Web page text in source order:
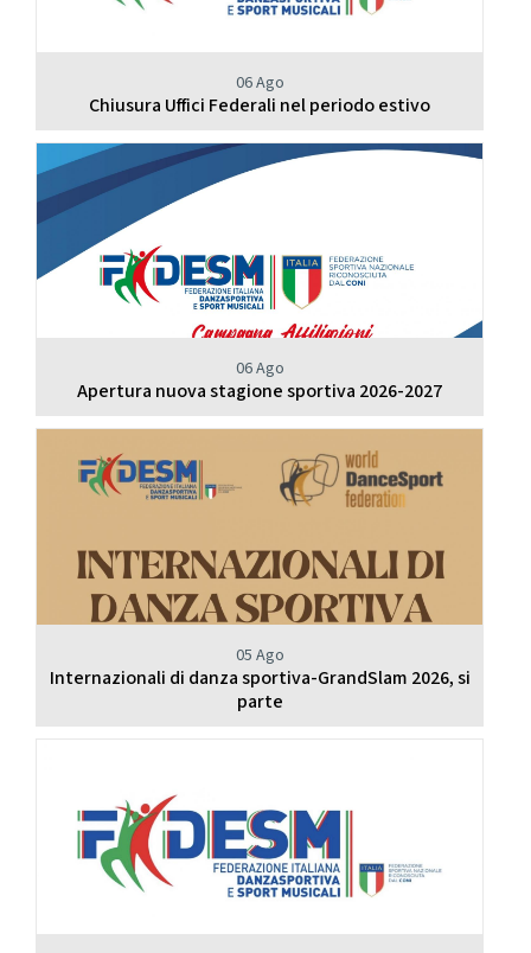
06 Ago
Chiusura Uffici Federali nel periodo estivo
06 Ago
Apertura nuova stagione sportiva 2026-2027
05 Ago
Internazionali di danza sportiva-GrandSlam 2026, si
parte